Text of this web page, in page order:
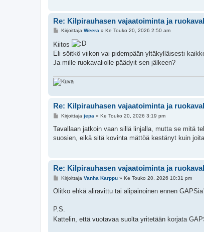
Re: Kilpirauhasen vajaatoiminta ja
V
e
s
i
Kirjoittaja Weera» Ke Touko 20, 2026 2:50 am
Kiitos
Eli söitkö viikon vai pidempään yltäkylläisesti
Ja mille ruokavaliolle päädyit sen jälkeen?
Re: Kilpirauhasen vajaatoiminta ja
V
e
t
Kirjoittaja jepa » Ke Touko 20, 2026 3:19 pm
Tavallaan jatkoin vaan sillä linjalla, mutta se mitä
suosien, eikä sitä kovinta mättöä kestänyt kuin
Re: Kilpirauhasen vajaatoiminta ja
V
e
i
Kirjoittaja Vanha Karppu» Ke Touko 20, 2026 10:31 pm
Olitko ehkä aliravittu tai alipainoinen ennen
P.S.
Kattelin, että vuotavaa suolta yritetään korjata